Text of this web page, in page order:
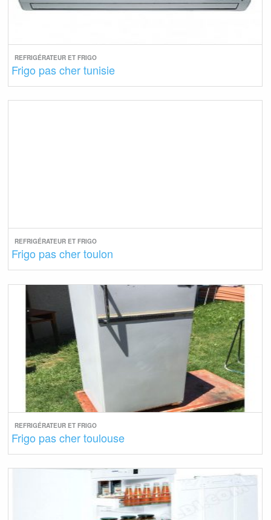
REFRIGÉRATEUR ET FRIGO
Frigo pas cher tunisie
REFRIGÉRATEUR ET FRIGO
Frigo pas cher toulon
REFRIGÉRATEUR ET FRIGO
Frigo pas cher toulouse